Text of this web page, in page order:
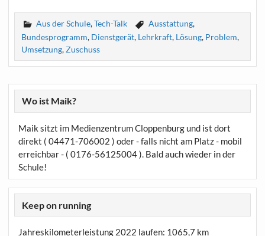
Aus der Schule,Tech-Talk Ausstattung,
Bundesprogramm, Dienstgerät, Lehrkraft, Lösung, Problem,
Umsetzung,Zuschuss
Wo ist Maik?
Maik sitzt im Medienzentrum Cloppenburg und ist dort
direkt ( 04471-706002 ) oder - falls nicht am Platz - mobil
erreichbar - ( 0176-56125004 ). Bald auch wieder in der
Schule!
Keep on running
Jahreskilometerleistung 2022 laufen: 1065,7 km